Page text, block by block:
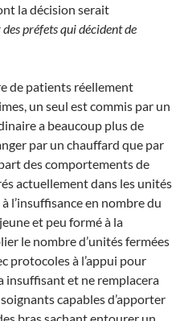
la décision serait
préfets qui décident de
de patients réellement
un seul est commis par un
a beaucoup plus de
par un chauffard que par
des comportements de
actuellement dans les unités
l’insuffisance en nombre du
et peu formé à la
le nombre d’unités fermées
protocoles à l’appui pour
insuffisant et ne remplacera
capables d’apporter